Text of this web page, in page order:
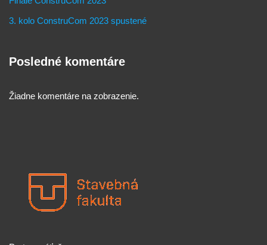
3. kolo ConstruCom 2023 spustené
Posledné komentáre
Žiadne komentáre na zobrazenie.